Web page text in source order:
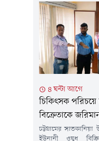
করতে প্রতিদিনই এক
বেড়াচ্ছেন
পাশাপাশি উপজেলা
আইনশৃঙ্খলা রক্ষাকারী
৪ ঘন্টা আগে
চিকিৎসক
বিক্রেতাকে
চট্টগ্রামের
ইউনানী ওষুধ